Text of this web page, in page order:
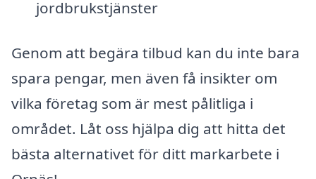
jordbrukstjänster
Genom att begära tilbud kan du inte bara
spara pengar, men även få insikter om
vilka företag som är mest pålitliga i
området. Låt oss hjälpa dig att hitta det
bästa alternativet för ditt markarbete i